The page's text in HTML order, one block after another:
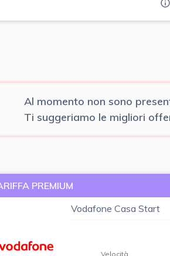
Al momento non sono
Ti suggeriamo le migliori
PREMIUM
Vodafone Casa Start
Velocità